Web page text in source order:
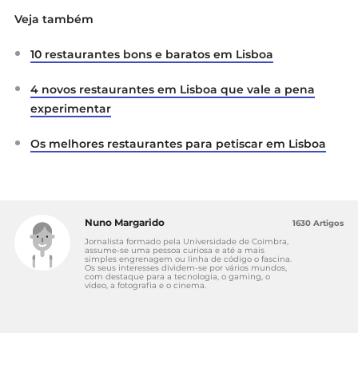
Veja também
10 restaurantes bons e baratos em Lisboa
4 novos restaurantes em Lisboa que vale a pena
experimentar
Os melhores restaurantes para petiscar em Lisboa
Nuno Margarido
Jornalista formado pela Universidade de Coimbra,
assume-se uma pessoa curiosa e até a mais
simples engrenagem ou linha de código o fascina.
Os seus interesses dividem-se por vários mundos,
com destaque para a tecnologia, o gaming, o
vídeo, a fotografia e o cinema.
1630 Artigos